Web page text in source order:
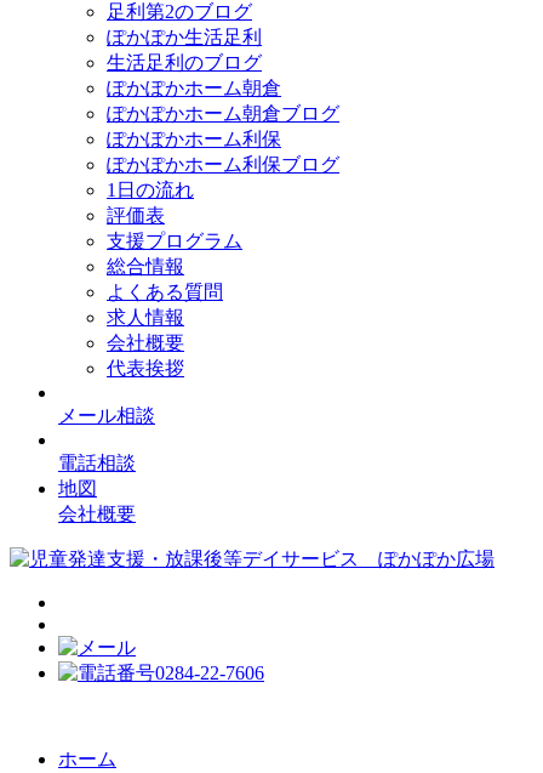
足利第2のブログ
ぽかぽか生活足利
生活足利のブログ
ぽかぽかホーム朝倉
ぽかぽかホーム朝倉ブログ
ぽかぽかホーム利保
ぽかぽかホーム利保ブログ
1日の流れ
評価表
支援プログラム
総合情報
よくある質問
求人情報
会社概要
代表挨拶
メール相談
電話相談
地図
会社概要
ホーム